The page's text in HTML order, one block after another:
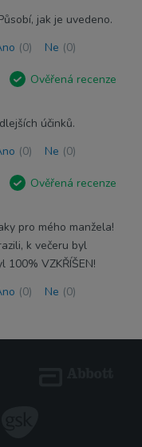
jak je uvedeno.
(0) Ne (0)
Ověřená recenze
účinků.
(0) Ne (0)
Ověřená recenze
pro mého manžela!
k večeru byl
100% VZKŘÍŠEN!
(0) Ne (0)